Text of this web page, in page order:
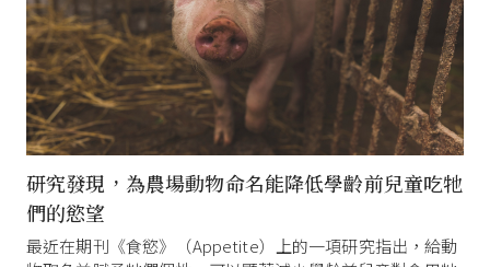
研究發現，為農場動物命名能降低學齡前兒童吃牠
們的慾望
最近在期刊《食慾》（Appetite）上的一項研究指出，給動